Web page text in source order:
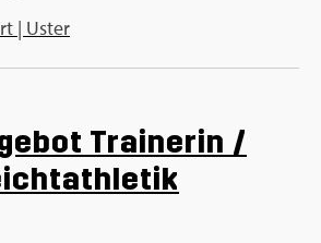
| Uster
Trainerin /